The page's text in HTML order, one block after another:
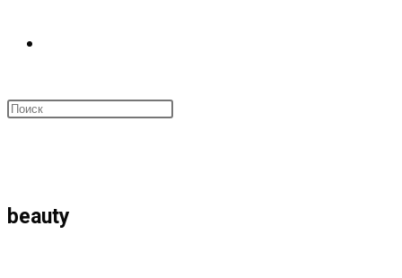
ПОИСК
beauty